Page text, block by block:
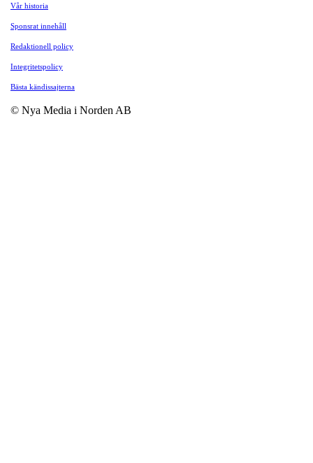
Vår historia
Sponsrat innehåll
Redaktionell policy
Integritetspolicy
Bästa kändissajterna
© Nya Media i Norden AB